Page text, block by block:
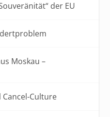
der EU
Moskau –
Culture